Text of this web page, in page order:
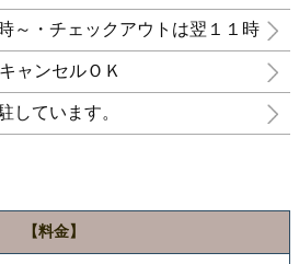
～・チェックアウトは翌１１時
ャンセルＯＫ
ています。
【料金】